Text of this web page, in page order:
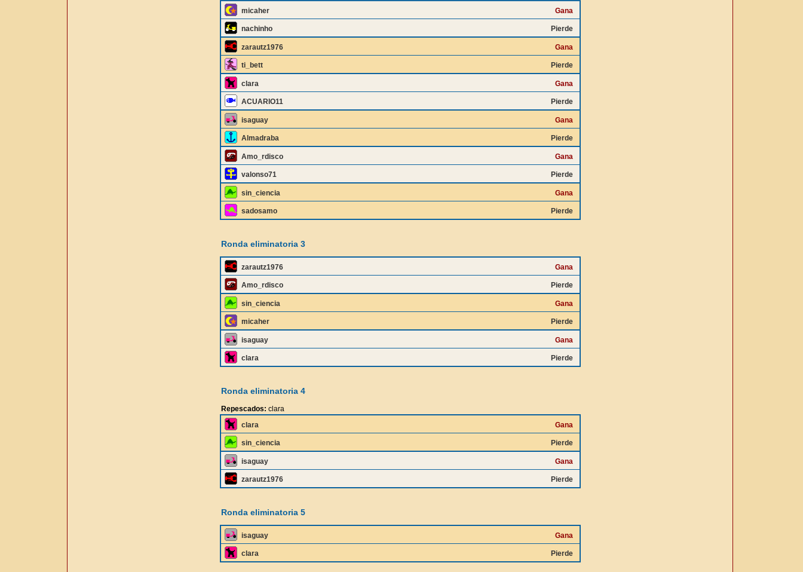
micaher Gana
nachinho Pierde
zarautz1976 Gana
ti_bett Pierde
clara Gana
ACUARIO11 Pierde
isaguay Gana
Almadraba Pierde
Amo_rdisco Gana
valonso71 Pierde
sin_ciencia Gana
sadosamo Pierde
Ronda eliminatoria 3
zarautz1976 Gana
Amo_rdisco Pierde
sin_ciencia Gana
micaher Pierde
isaguay Gana
clara Pierde
Ronda eliminatoria 4
Repescados: clara
clara
Gana
sin_ciencia Pierde
isaguay Gana
zarautz1976 Pierde
Ronda eliminatoria 5
isaguay Gana
clara Pierde